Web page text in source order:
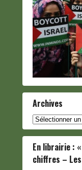
Archives
Archives
En librairie :
chiffres – Les